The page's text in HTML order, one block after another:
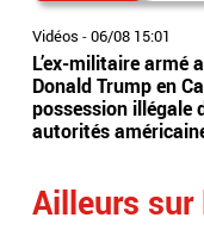
Vidéos -06/08 15:01
L’ex-militaire armé
Donald Trump en
possession illégale
autorités
Ailleurs sur